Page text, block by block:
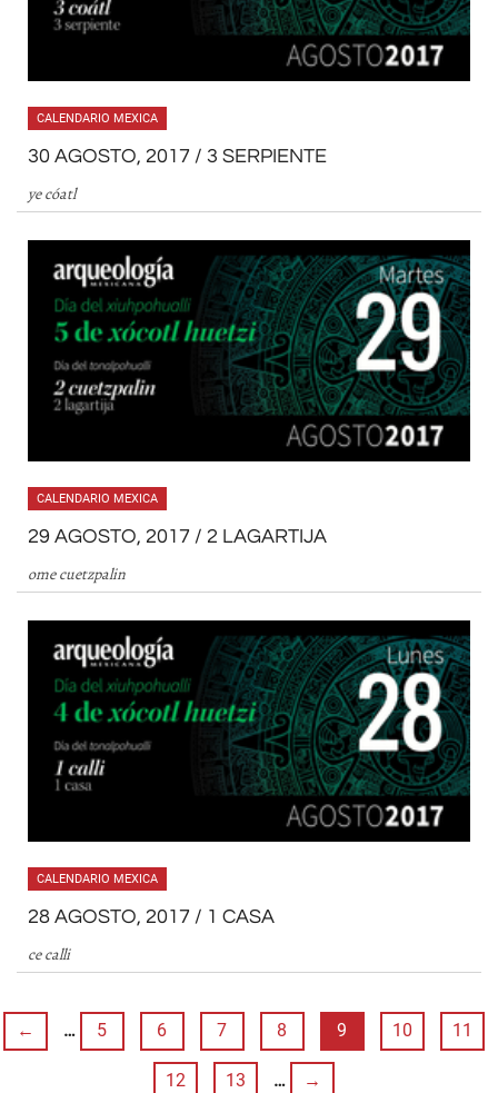
CALENDARIO MEXICA
30 AGOSTO, 2017 / 3 SERPIENTE
ye cóatl
CALENDARIO MEXICA
29 AGOSTO, 2017 / 2 LAGARTIJA
ome cuetzpalin
CALENDARIO MEXICA
28 AGOSTO, 2017 / 1 CASA
ce calli
← … 5 6 7 8 9 10 11
12 13 … →